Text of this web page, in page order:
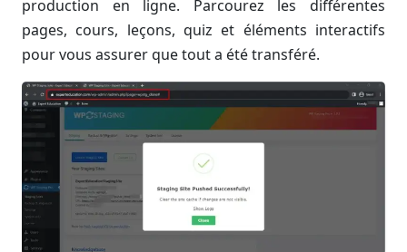
production en ligne. Parcourez les différentes
pages, cours, leçons, quiz et éléments interactifs
pour vous assurer que tout a été transféré.